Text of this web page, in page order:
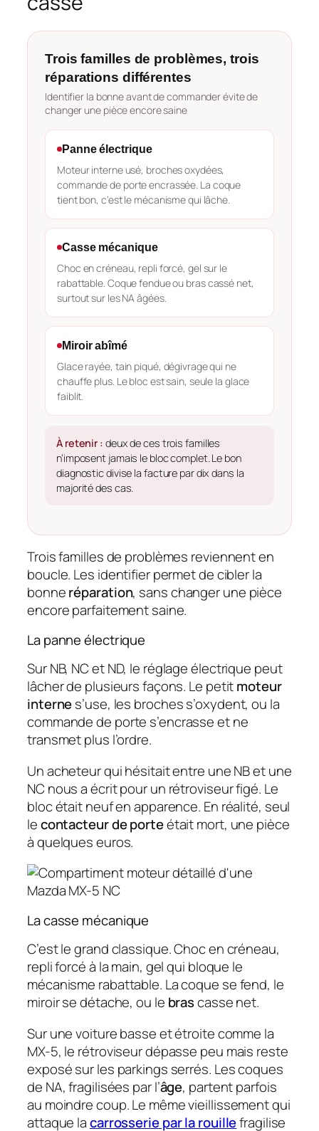
Trois familles de problèmes, trois
réparations différentes
Identifier la bonne avant de commander évite de
changer une pièce encore saine
Panne électrique
Moteur interne usé, broches oxydées,
commande de porte encrassée. La coque
tient bon, c’est le mécanisme qui lâche.
Casse mécanique
Choc en créneau, repli forcé, gel sur le
rabattable. Coque fendue ou bras cassé net,
surtout sur les NA âgées.
Miroir abîmé
Glace rayée, tain piqué, dégivrage qui ne
chauffe plus. Le bloc est sain, seule la glace
faiblit.
À retenir : deux de ces trois familles
n’imposent jamais le bloc complet. Le bon
diagnostic divise la facture par dix dans la
majorité des cas.
Trois familles de problèmes reviennent en
boucle. Les identifier permet de cibler la
bonneréparation, sans changer une pièce
encore parfaitement saine.
La panne électrique
Sur NB, NC et ND, le réglage électrique peut
lâcher de plusieurs façons. Le petitmoteur
internes’use, les broches s’oxydent, ou la
commande de porte s’encrasse et ne
transmet plus l’ordre.
Un acheteur qui hésitait entre une NB et une
NC nous a écrit pour un rétroviseur figé. Le
bloc était neuf en apparence. En réalité, seul
lecontacteur de porteétait mort, une pièce
à quelques euros.
La casse mécanique
C’est le grand classique. Choc en créneau,
repli forcé à la main, gel qui bloque le
mécanisme rabattable. La coque se fend, le
miroir se détache, ou le brascasse net.
Sur une voiture basse et étroite comme la
MX-5, le rétroviseur dépasse peu mais reste
exposé sur les parkings serrés. Les coques
de NA, fragilisées par l’âge, partent parfois
au moindre coup. Le même vieillissement qui
attaque lacarrosserie par la rouillefragilise